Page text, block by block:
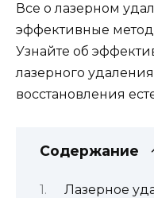
Все о лазерном
эффективные
Узнайте об
лазерного
восстановления
Содержание
Лазерное